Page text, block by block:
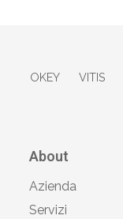
OKEY VITIS
About
Azienda
Servizi